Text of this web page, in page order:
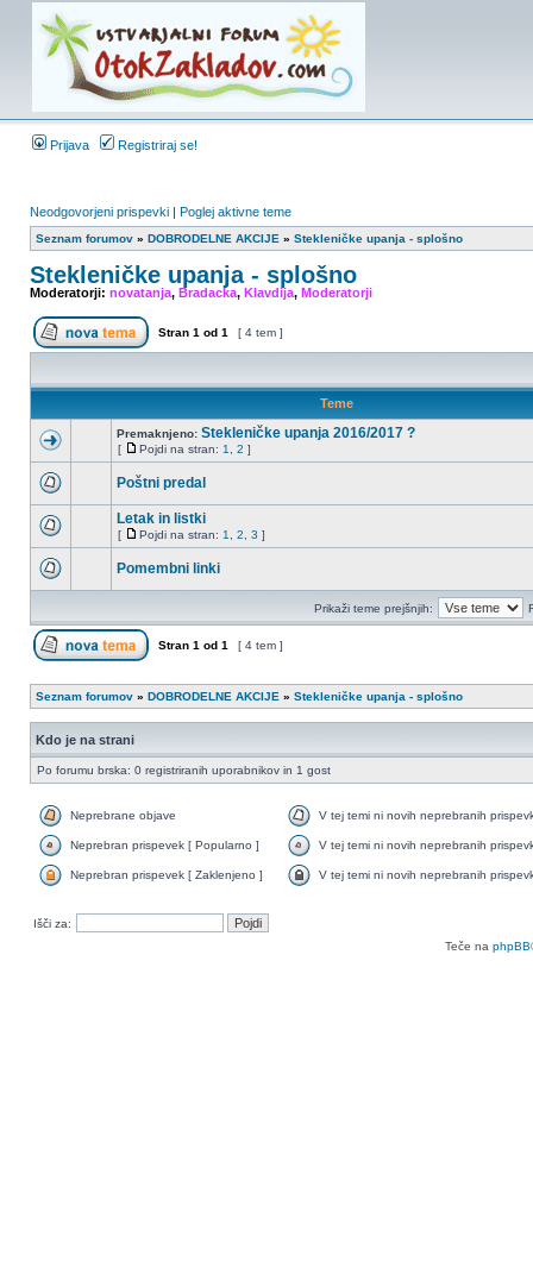
Prijava Registriraj se!
Neodgovorjeni prispevki | Poglej aktivne teme
Seznam forumov » DOBRODELNE AKCIJE » Stekleničke upanja - splošno
Stekleničke upanja - splošno
Moderatorji: novatanja, Bradacka, Klavdija, Moderatorji
Stran 1 od 1 [ 4 tem ]
Teme
Premaknjeno: Stekleničke upanja 2016/2017 ?
[ Pojdi na stran: 1 2 ]
Poštni predal
Letak in listki
[ Pojdi na stran: 1 2 3 ]
Pomembni linki
Prikaži teme prejšnjih:
Stran 1 od 1 [ 4 tem ]
Seznam forumov » DOBRODELNE AKCIJE » Stekleničke upanja - splošno
Kdo je na strani
Po forumu brska: 0 registriranih uporabnikov in 1 gost
Neprebrane objave V tej temi ni novih neprebranih
Neprebran prispevek [ Popularno ] V tej temi ni novih neprebranih
Neprebran prispevek [ Zaklenjeno ] V tej temi ni novih neprebranih
Išči za:
Teče na phpBB